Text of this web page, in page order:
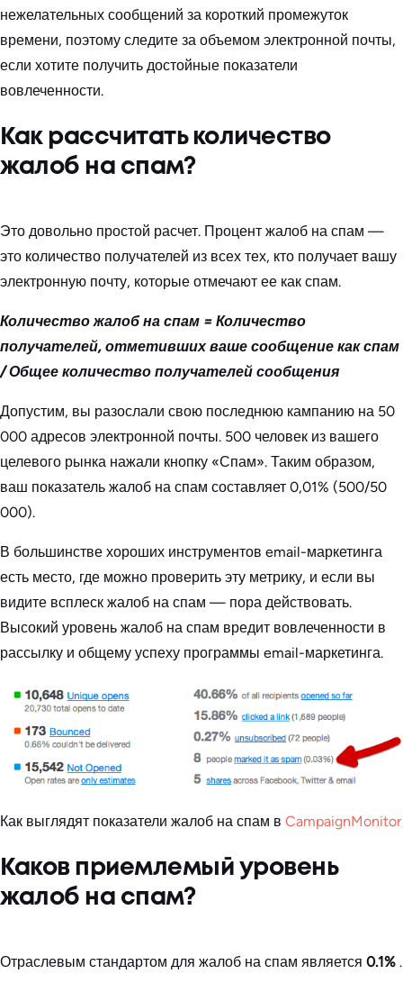
нежелательных сообщений за короткий промежуток
времени, поэтому следите за объемом электронной почты,
если хотите получить достойные показатели
вовлеченности.
Как рассчитать количество
жалоб на спам?
Это довольно простой расчет. Процент жалоб на спам —
это количество получателей из всех тех, кто получает вашу
электронную почту, которые отмечают ее как спам.
Количество жалоб на спам = Количество
получателей, отметивших ваше сообщение как спам
/ Общее количество получателей сообщения
Допустим, вы разослали свою последнюю кампанию на 50
000 адресов электронной почты. 500 человек из вашего
целевого рынка нажали кнопку «Спам». Таким образом,
ваш показатель жалоб на спам составляет 0,01% (500/50
000).
В большинстве хороших инструментов email-маркетинга
есть место, где можно проверить эту метрику, и если вы
видите всплеск жалоб на спам — пора действовать.
Высокий уровень жалоб на спам вредит вовлеченности в
рассылку и общему успеху программы email-маркетинга.
Как выглядят показатели жалоб на спам в CampaignMonitor
Каков приемлемый уровень
жалоб на спам?
Отраслевым стандартом для жалоб на спам является 0.1% .